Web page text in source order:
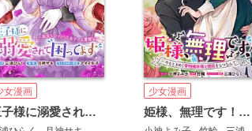
女漫画
王子様に溺愛されて困ってます～転生ヒロイン、乙女ゲーム奮闘記～ 連載版
少女漫画
姫様、無理です！～今をときめく宰相補佐様と関係をもつなんて～ 連載版